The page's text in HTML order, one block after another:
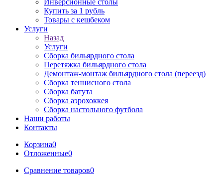
Инверсионные столы
Купить за 1 рубль
Товары с кешбеком
Услуги
Назад
Услуги
Сборка бильярдного стола
Перетяжка бильярдного стола
Демонтаж-монтаж бильярдного стола (переезд)
Сборка теннисного стола
Сборка батута
Сборка аэрохоккея
Сборка настольного футбола
Наши работы
Контакты
Корзина0
Отложенные0
Сравнение товаров0